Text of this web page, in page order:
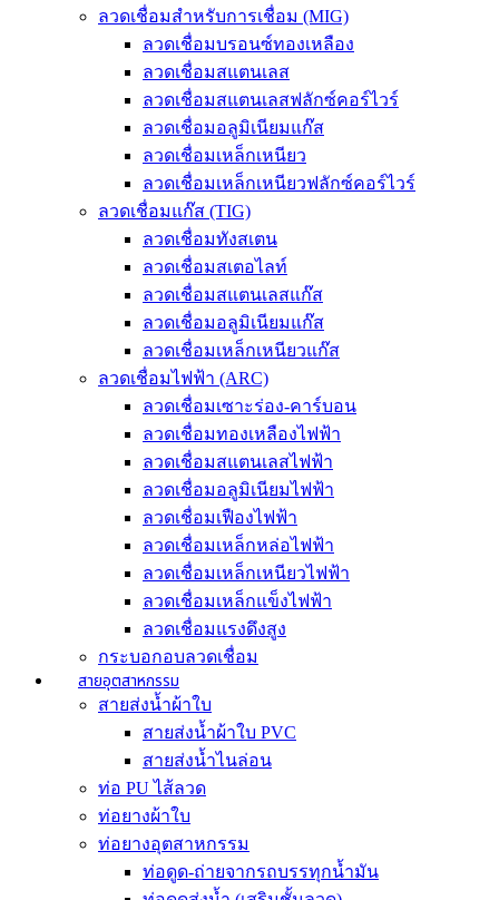
ลวดเชื่อมสำหรับการเชื่อม (MIG)
ลวดเชื่อมบรอนซ์ทองเหลือง
ลวดเชื่อมสแตนเลส
ลวดเชื่อมสแตนเลสฟลักซ์คอร์ไวร์
ลวดเชื่อมอลูมิเนียมแก๊ส
ลวดเชื่อมเหล็กเหนียว
ลวดเชื่อมเหล็กเหนียวฟลักซ์คอร์ไวร์
ลวดเชื่อมแก๊ส (TIG)
ลวดเชื่อมทังสเตน
ลวดเชื่อมสเตอไลท์
ลวดเชื่อมสแตนเลสแก๊ส
ลวดเชื่อมอลูมิเนียมแก๊ส
ลวดเชื่อมเหล็กเหนียวแก๊ส
ลวดเชื่อมไฟฟ้า (ARC)
ลวดเชื่อมเซาะร่อง-คาร์บอน
ลวดเชื่อมทองเหลืองไฟฟ้า
ลวดเชื่อมสแตนเลสไฟฟ้า
ลวดเชื่อมอลูมิเนียมไฟฟ้า
ลวดเชื่อมเฟืองไฟฟ้า
ลวดเชื่อมเหล็กหล่อไฟฟ้า
ลวดเชื่อมเหล็กเหนียวไฟฟ้า
ลวดเชื่อมเหล็กแข็งไฟฟ้า
ลวดเชื่อมแรงดึงสูง
กระบอกอบลวดเชื่อม
สายอุตสาหกรรม
สายส่งน้ำผ้าใบ
สายส่งน้ำผ้าใบ PVC
สายส่งน้ำไนล่อน
ท่อ PU ไส้ลวด
ท่อยางผ้าใบ
ท่อยางอุตสาหกรรม
ท่อดูด-ถ่ายจากรถบรรทุกน้ำมัน